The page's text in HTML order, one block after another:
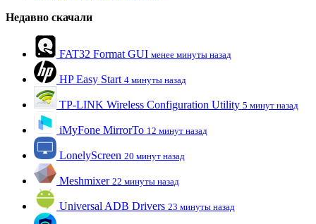
Недавно скачали
FAT32 Format GUI менее минуты назад
HP Easy Start 4 минуты назад
TP-LINK Wireless Configuration Utility 5 минут назад
iMyFone MirrorTo 12 минут назад
LonelyScreen 20 минут назад
Meshmixer 22 минуты назад
Universal ADB Drivers 23 минуты назад